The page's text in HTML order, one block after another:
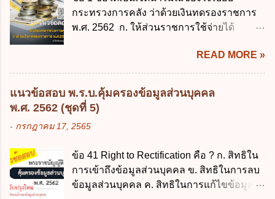
ข้อ 3 โดยหลัก ทั่วไป พระราชบัญญัติคุ้มครอง
ข้อมูลส่วนบุคคล พ.ศ. 2562 ใช้บังคับตั้งแต่วัน
ใด ก. 26 พฤษภาคม 2562 ข. 27 พฤษภาคม
พฤษภาคม 2562 ข้อ 4 "บุคคลหรือนิติบุคคล
ซึ่งมีอำนาจหน้าที่ตัดสินใจเกี่ยวกับการเก็บ
รวบรวม ใช้ หรือเปิดเผยข้อมูลส่วนบุคคล" คือ
ความหมายตามข้อใด ก. ผู้ควบคุมข้อมูลส่วน
มีอำนาจแต่งตั้งพนักงานเจ้าหน้าที่ตามพระ
ราชบัญญัติคุ้มครองข้อมูลส่วนบุคคล พ.ศ.
2562 ก. นายกรัฐมนตรี ข. รัฐมนตรีว่าการ
กระทรวงดิจิทัลเพื่อเศร...
กระทรวงการคลัง ว่าด้วยเงินทดรองราชการ
พ.ศ. 2562 ก. ให้ส่วนราชการใช้จ่ายได้
ส่วนราชการมีเงินทดรองราชการเพื่อรองจ่าย
ตามข้อผูกพันในการกู้เงินจากต่างประเทศ ค.
รองรับการปฏิบัติงานด้านการเงินการคลังตาม
นโยบาย New GFMIS Thai ง. สนับสนุนการให้
ความช่วยเหลือในกรณีจำเป็นเร่งด่วนที่ไม่
สามารถรอการเบิกเงินจากงบประมาณได้ ข้อ
ราชการ พ.ศ. 2562 ออกโดยอาศัยกฎหมาย
แม่บทใด ก. พระราชบัญญัติวิธีการงบ
ประมาณ พ.ศ. 2561 ข. พระราชบัญญัติวินัย
READ MORE »
แนวข้อสอบ พ.ร.บ.คุ้มครองข้อมูลส่วนบุคคล
พ.ศ. 2562 (ชุดที่ 5)
- กรกฎาคม 17, 2565
ข้อ 41 Right to Rectification คือ ? ก. สิทธิใน
การเข้าถึงข้อมูลส่วนบุคคล ข. สิทธิในการลบ
ข้อมูลส่วนบุคคล ค. สิทธิในการแก้ไขข้อมูล